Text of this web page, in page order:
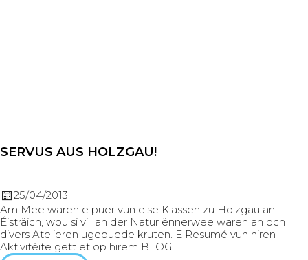
SERVUS AUS HOLZGAU!
25/04/2013
Am Mee waren e puer vun eise Klassen zu Holzgau an
Éisträich, wou si vill an der Natur ënnerwee waren an och
divers Atelieren ugebuede kruten. E Resumé vun hiren
Aktivitéite gëtt et op hirem BLOG!